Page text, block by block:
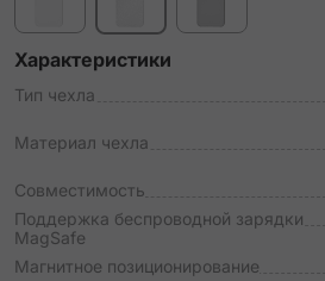
Характеристики
Тип чехла
Материал чехла
Совместимость
Поддержка беспроводной зарядки
MagSafe
Магнитное позиционирование